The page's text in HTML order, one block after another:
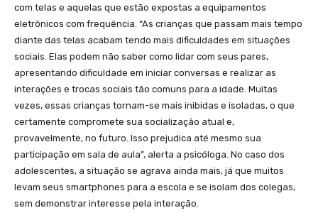
com telas e aquelas que estão expostas a equipamentos
eletrônicos com frequência. “As crianças que passam mais tempo
diante das telas acabam tendo mais dificuldades em situações
sociais. Elas podem não saber como lidar com seus pares,
apresentando dificuldade em iniciar conversas e realizar as
interações e trocas sociais tão comuns para a idade. Muitas
vezes, essas crianças tornam-se mais inibidas e isoladas, o que
certamente compromete sua socialização atual e,
provavelmente, no futuro. Isso prejudica até mesmo sua
participação em sala de aula”, alerta a psicóloga. No caso dos
adolescentes, a situação se agrava ainda mais, já que muitos
levam seus smartphones para a escola e se isolam dos colegas,
sem demonstrar interesse pela interação.